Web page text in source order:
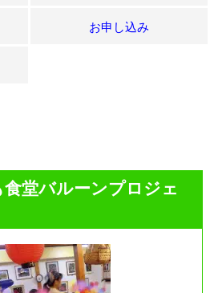
お申し込み
堂バルーンプロジェ